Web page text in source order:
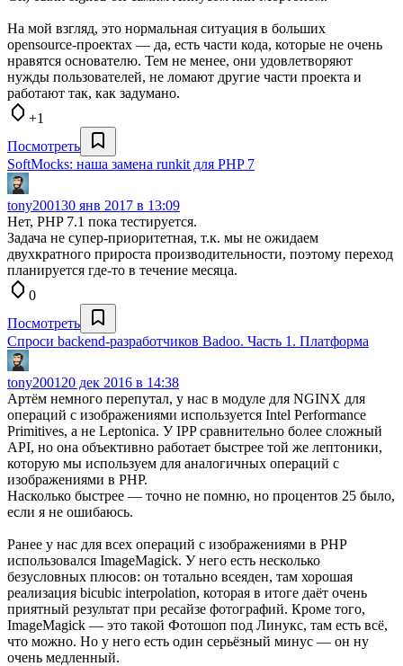
На мой взгляд, это нормальная ситуация в больших
opensource-проектах — да, есть части кода, которые не очень
нравятся основателю. Тем не менее, они удовлетворяют
нужды пользователей, не ломают другие части проекта и
работают так, как задумано.
+1
Посмотреть
SoftMocks: наша замена runkit для PHP 7
tony200130 янв 2017 в 13:09
Нет, PHP 7.1 пока тестируется.
Задача не супер-приоритетная, т.к. мы не ожидаем
двухкратного прироста производительности, поэтому переход
планируется где-то в течение месяца.
0
Посмотреть
Спроси backend-разработчиков Badoo. Часть 1. Платформа
tony2001 20 дек 2016 в 14:38
Артём немного перепутал, у нас в модуле для NGINX для
операций с изображениями используется Intel Performance
Primitives, а не Leptonica. У IPP сравнительно более сложный
API, но она объективно работает быстрее той же лептоники,
которую мы используем для аналогичных операций с
изображениями в PHP.
Насколько быстрее — точно не помню, но процентов 25 было,
если я не ошибаюсь.
Ранее у нас для всех операций с изображениями в PHP
использовался ImageMagick. У него есть несколько
безусловных плюсов: он тотально всеяден, там хорошая
реализация bicubic interpolation, которая в итоге даёт очень
приятный результат при ресайзе фотографий. Кроме того,
ImageMagick — это такой Фотошоп под Линукс, там есть всё,
что можно. Но у него есть один серьёзный минус — он ну
очень медленный.